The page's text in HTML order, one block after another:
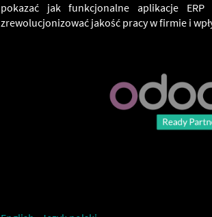
pokazać jak funkcjonalne aplikacje
zrewolucjonizować jakość pracy w firmie i